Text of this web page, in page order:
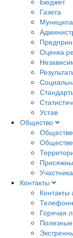
Газета
Оценка
Устав
Общество
Контакты
Контакты
Горячая